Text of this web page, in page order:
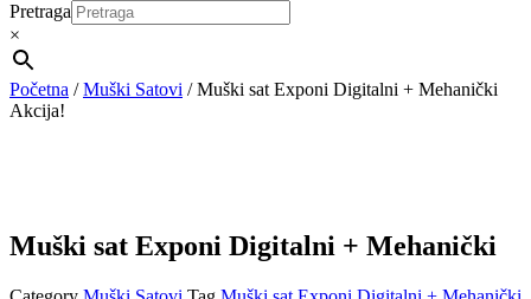
Pretraga
×
Početna /Muški Satovi / Muški sat Exponi Digitalni + Mehanički
Akcija!
Muški sat Exponi Digitalni + Mehanički